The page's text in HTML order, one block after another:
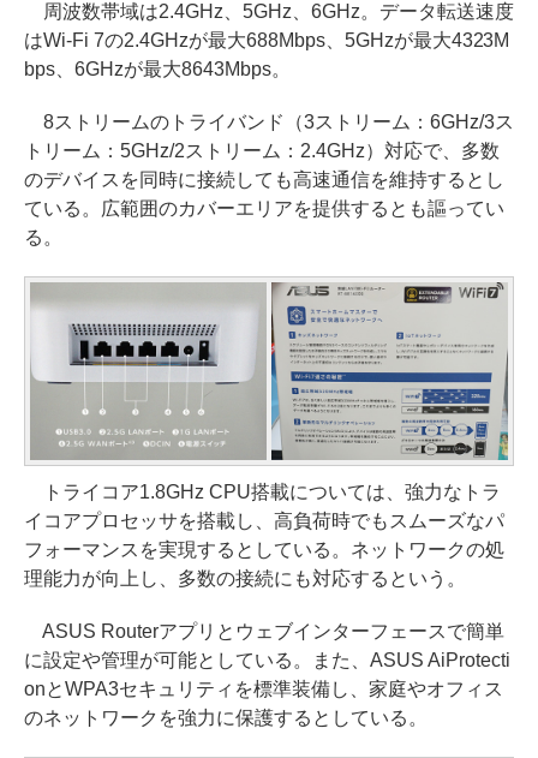
周波数帯域は2.4GHz、5GHz、6GHz。データ転送速度
はWi-Fi 7の2.4GHzが最大688Mbps、5GHzが最大4323M
bps、6GHzが最大8643Mbps。
8ストリームのトライバンド（3ストリーム：6GHz/3ス
トリーム：5GHz/2ストリーム：2.4GHz）対応で、多数
のデバイスを同時に接続しても高速通信を維持するとし
ている。広範囲のカバーエリアを提供するとも謳ってい
る。
トライコア1.8GHz CPU搭載については、強力なトラ
イコアプロセッサを搭載し、高負荷時でもスムーズなパ
フォーマンスを実現するとしている。ネットワークの処
理能力が向上し、多数の接続にも対応するという。
ASUS Routerアプリとウェブインターフェースで簡単
に設定や管理が可能としている。また、ASUS AiProtecti
onとWPA3セキュリティを標準装備し、家庭やオフィス
のネットワークを強力に保護するとしている。